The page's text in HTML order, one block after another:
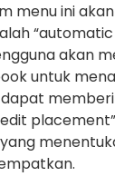
menu ini
akan
untuk